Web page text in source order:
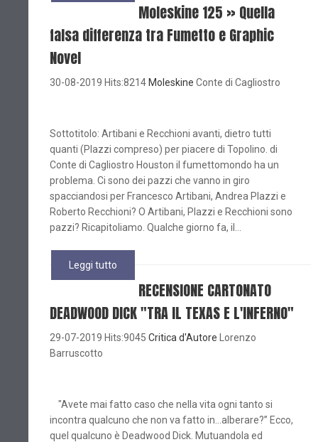
Moleskine 125 » Quella
falsa differenza tra Fumetto e Graphic
Novel
30-08-2019 Hits:8214 Moleskine Conte di Cagliostro
Sottotitolo: Artibani e Recchioni avanti, dietro tutti
quanti (Plazzi compreso) per piacere di Topolino. di
Conte di Cagliostro Houston il fumettomondo ha un
problema. Ci sono dei pazzi che vanno in giro
spacciandosi per Francesco Artibani, Andrea Plazzi e
Roberto Recchioni? O Artibani, Plazzi e Recchioni sono
pazzi? Ricapitoliamo. Qualche giorno fa, il...
Leggi tutto
RECENSIONE CARTONATO
DEADWOOD DICK "TRA IL TEXAS E L'INFERNO"
29-07-2019 Hits:9045 Critica d'Autore Lorenzo
Barruscotto
"Avete mai fatto caso che nella vita ogni tanto si
incontra qualcuno che non va fatto in…alberare?” Ecco,
quel qualcuno è Deadwood Dick. Mutuandola ed